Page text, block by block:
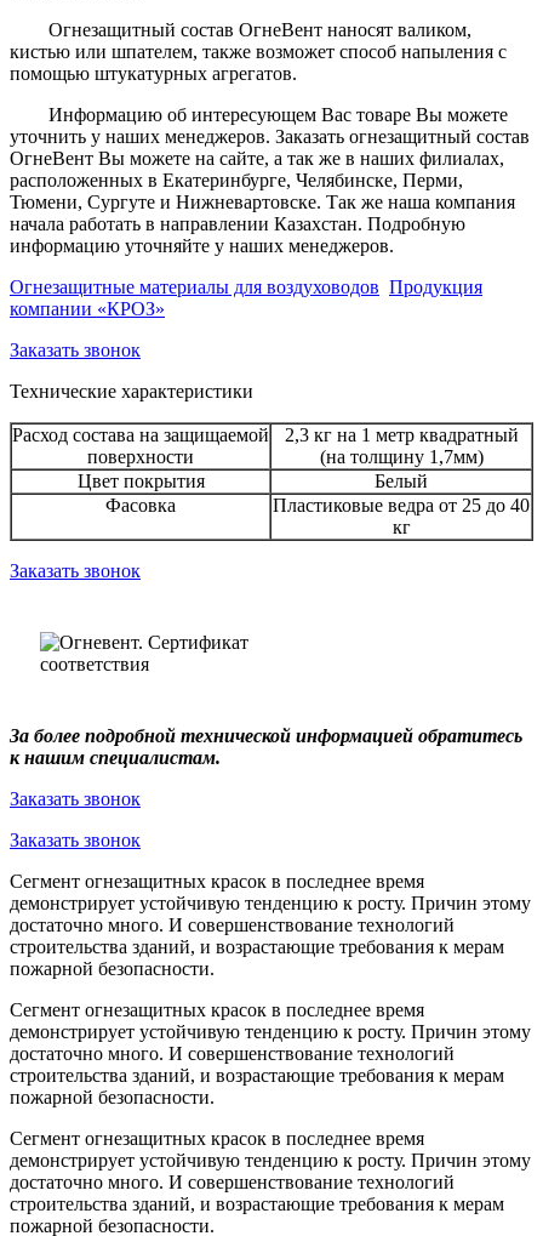
Огнезащитный состав ОгнеВент наносят валиком,
кистью или шпателем, также возможет способ напыления с
помощью штукатурных агрегатов.
Информацию об интересующем Вас товаре Вы можете
уточнить у наших менеджеров. Заказать огнезащитный состав
ОгнеВент Вы можете на сайте, а так же в наших филиалах,
расположенных в Екатеринбурге, Челябинске, Перми,
Тюмени, Сургуте и Нижневартовске. Так же наша компания
начала работать в направлении Казахстан. Подробную
информацию уточняйте у наших менеджеров.
Огнезащитные материалы для воздуховодов Продукция
компании «КРОЗ»
Заказать звонок
Технические характеристики
Расход состава на защищаемой
поверхности
2,3 кг на 1 метр квадратный
(на толщину 1,7мм)
Цвет покрытия
Белый
Фасовка
Пластиковые ведра от 25 до 40
кг
Заказать звонок
За более подробной технической информацией обратитесь
к нашим специалистам.
Заказать звонок
Заказать звонок
Сегмент огнезащитных красок в последнее время
демонстрирует устойчивую тенденцию к росту. Причин этому
достаточно много. И совершенствование технологий
строительства зданий, и возрастающие требования к мерам
пожарной безопасности.
Сегмент огнезащитных красок в последнее время
демонстрирует устойчивую тенденцию к росту. Причин этому
достаточно много. И совершенствование технологий
строительства зданий, и возрастающие требования к мерам
пожарной безопасности.
Сегмент огнезащитных красок в последнее время
демонстрирует устойчивую тенденцию к росту. Причин этому
достаточно много. И совершенствование технологий
строительства зданий, и возрастающие требования к мерам
пожарной безопасности.